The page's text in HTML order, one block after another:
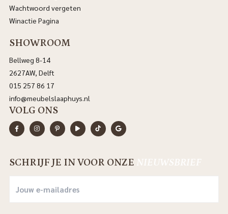
Wachtwoord vergeten
Winactie Pagina
SHOWROOM
Bellweg 8-14
2627AW, Delft
015 257 86 17
info@meubelslaaphuys.nl
VOLG ONS
SCHRIJF JE IN VOOR ONZE NIEUWSBRIEF